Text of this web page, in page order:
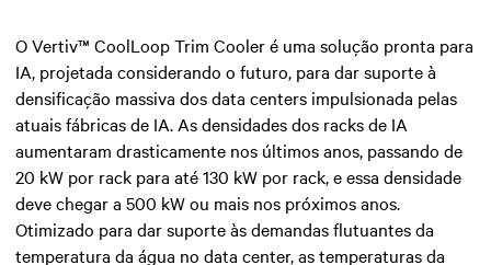
O Vertiv™ CoolLoop Trim Cooler é uma solução pronta para
IA, projetada considerando o futuro, para dar suporte à
densificação massiva dos data centers impulsionada pelas
atuais fábricas de IA. As densidades dos racks de IA
aumentaram drasticamente nos últimos anos, passando de
20 kW por rack para até 130 kW por rack, e essa densidade
deve chegar a 500 kW ou mais nos próximos anos.
Otimizado para dar suporte às demandas flutuantes da
temperatura da água no data center, as temperaturas da